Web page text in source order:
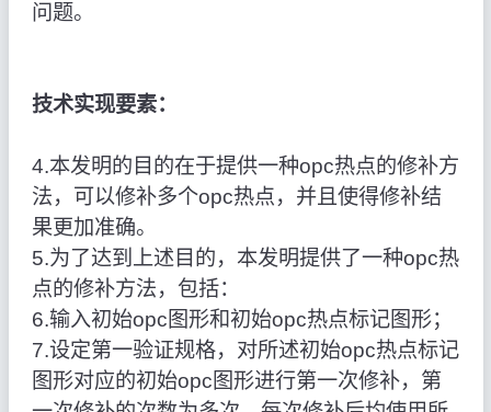
问题。
技术实现要素：
4.本发明的目的在于提供一种opc热点的修补方
法，可以修补多个opc热点，并且使得修补结
果更加准确。
5.为了达到上述目的，本发明提供了一种opc热
点的修补方法，包括：
6.输入初始opc图形和初始opc热点标记图形；
7.设定第一验证规格，对所述初始opc热点标记
图形对应的初始opc图形进行第一次修补，第